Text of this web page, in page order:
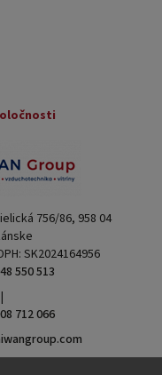
756/86, 958 04
SK2024164956
550 513
|
712 066